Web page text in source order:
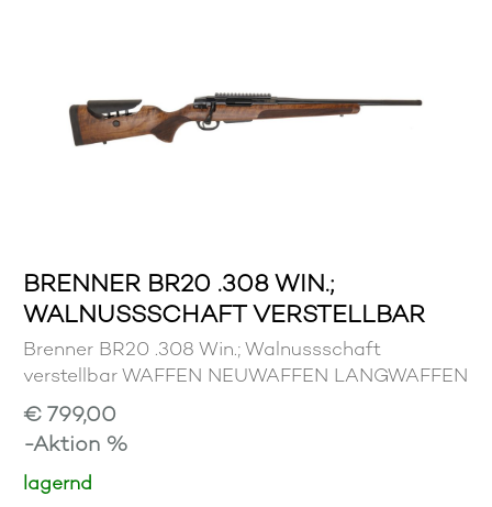
BRENNER BR20 .308 WIN.;
WALNUSSSCHAFT VERSTELLBAR
Brenner BR20 .308 Win.; Walnussschaft
verstellbar WAFFEN NEUWAFFEN LANGWAFFEN
€ 799,00
-Aktion %
lagernd